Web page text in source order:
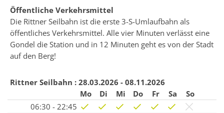
Öffentliche Verkehrsmittel
Die Rittner Seilbahn ist die erste 3-S-Umlaufbahn als
öffentliches Verkehrsmittel. Alle vier Minuten verlässt eine
Gondel die Station und in 12 Minuten geht es von der Stadt
auf den Berg!
Rittner Seilbahn : 28.03.2026 - 08.11.2026
Mo
Di Mi Do Fr Sa
So
06:30 - 22:45